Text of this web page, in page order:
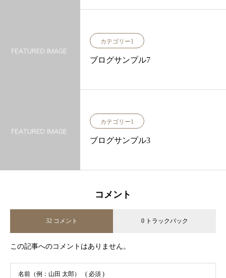
カテゴリー1
ブログサンプル7
カテゴリー1
ブログサンプル3
コメント
32 コメント 0 トラックバック
この記事へのコメントはありません。
名前（例：山田 太郎） ( 必須 )